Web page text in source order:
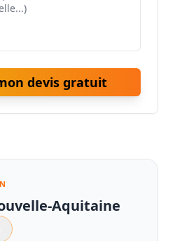
devis gratuit
Aquitaine